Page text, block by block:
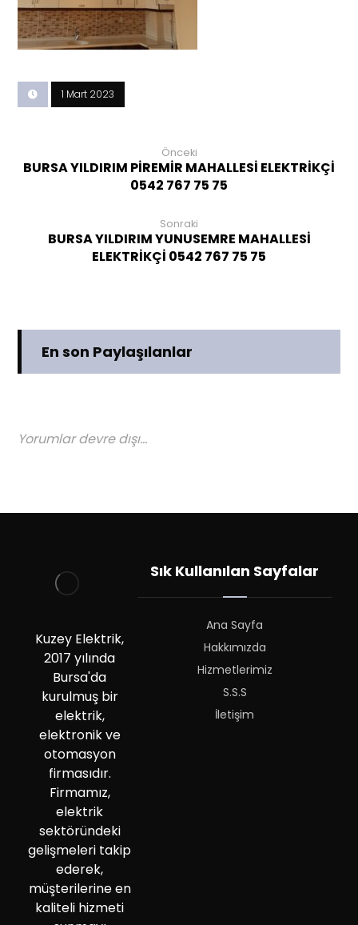
1 Mart 2023
Önceki
BURSA YILDIRIM PİREMİR MAHALLESİ ELEKTRİKÇİ
0542 767 75 75
Sonraki
BURSA YILDIRIM YUNUSEMRE MAHALLESİ
ELEKTRİKÇİ 0542 767 75 75
En son Paylaşılanlar
Yorumlar devre dışı...
Kuzey Elektrik,
2017 yılında
Bursa'da
kurulmuş bir
elektrik,
elektronik ve
otomasyon
firmasıdır.
Firmamız,
elektrik
sektöründeki
gelişmeleri takip
ederek,
müşterilerine en
kaliteli hizmeti
Sık Kullanılan Sayfalar
Ana Sayfa
Hakkımızda
Hizmetlerimiz
S.S.S
İletişim